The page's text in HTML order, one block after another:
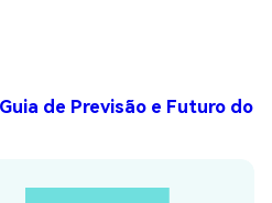
de Previsão e Futuro do